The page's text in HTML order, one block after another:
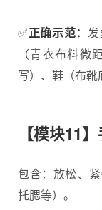
✅正确示范：
（青衣布料
写）、鞋（布靴
【模块11
包含：放松、
托腮等）。